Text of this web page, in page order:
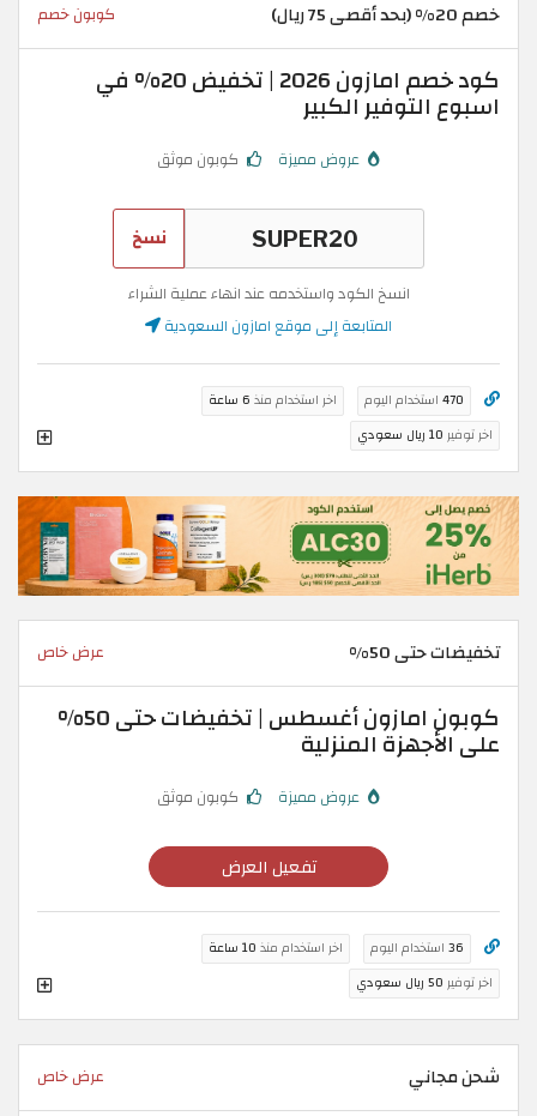
خصم 20% (بحد أقصى 75 ريال) كوبون خصم
كود خصم امازون 2026 | تخفيض 20% في
اسبوع التوفير الكبير
عروض مميزة كوبون موثق
نسخ
انسخ الكود واستخدمه عند انهاء عملية الشراء
المتابعة إلى موقع امازون السعودية
470 استخدام اليوم اخر استخدام منذ 6 ساعة
اخر توفير 10 ريال سعودي
تخفيضات حتى 50% عرض خاص
كوبون امازون أغسطس | تخفيضات حتى 50%
على الأجهزة المنزلية
عروض مميزة كوبون موثق
تفعيل العرض
36 استخدام اليوم اخر استخدام منذ 10 ساعة
اخر توفير 50 ريال سعودي
شحن مجاني عرض خاص